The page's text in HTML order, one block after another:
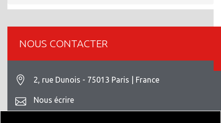
NOUS CONTACTER
2, rue Dunois - 75013 Paris | France
Nous écrire